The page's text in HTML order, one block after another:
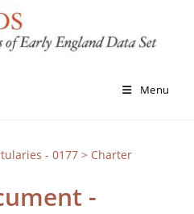
Menu
- 0177> Charter
-